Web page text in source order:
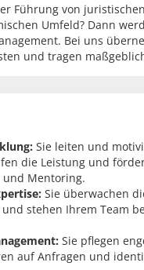
Führung von
Umfeld? Dann
Bei uns
und tragen
Sie leiten und
die Leistung und
und Mentoring.
Sie überwachen
stehen Ihrem Team
Sie pflegen
auf Anfragen und